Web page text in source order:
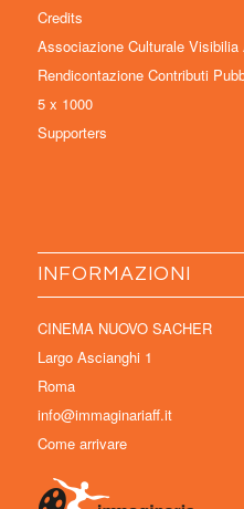
Credits
Associazione Culturale Visibilia
Rendicontazione Contributi
5 x 1000
Supporters
INFORMAZIONI
CINEMA NUOVO SACHER
Largo Ascianghi 1
Roma
info@immaginariaff.it
Come arrivare